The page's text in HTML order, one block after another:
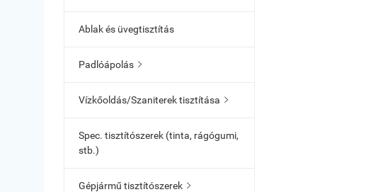
Ablak és üvegtisztítás
Padlóápolás 
Vízkőoldás/Szaniterek tisztítása 
Spec. tisztítószerek (tinta, rágógumi,
stb.)
Gépjármű tisztítószerek 